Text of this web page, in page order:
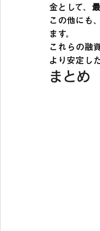
金として、
この他にも、
ます。
これらの融
より安定し
まとめ